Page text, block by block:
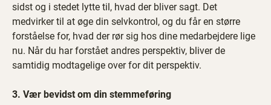
sidst og i stedet lytte til, hvad der bliver sagt. Det
medvirker til at øge din selvkontrol, og du får en større
forståelse for, hvad der rør sig hos dine medarbejdere lige
nu. Når du har forstået andres perspektiv, bliver de
samtidig modtagelige over for dit perspektiv.
3. Vær bevidst om din stemmeføring